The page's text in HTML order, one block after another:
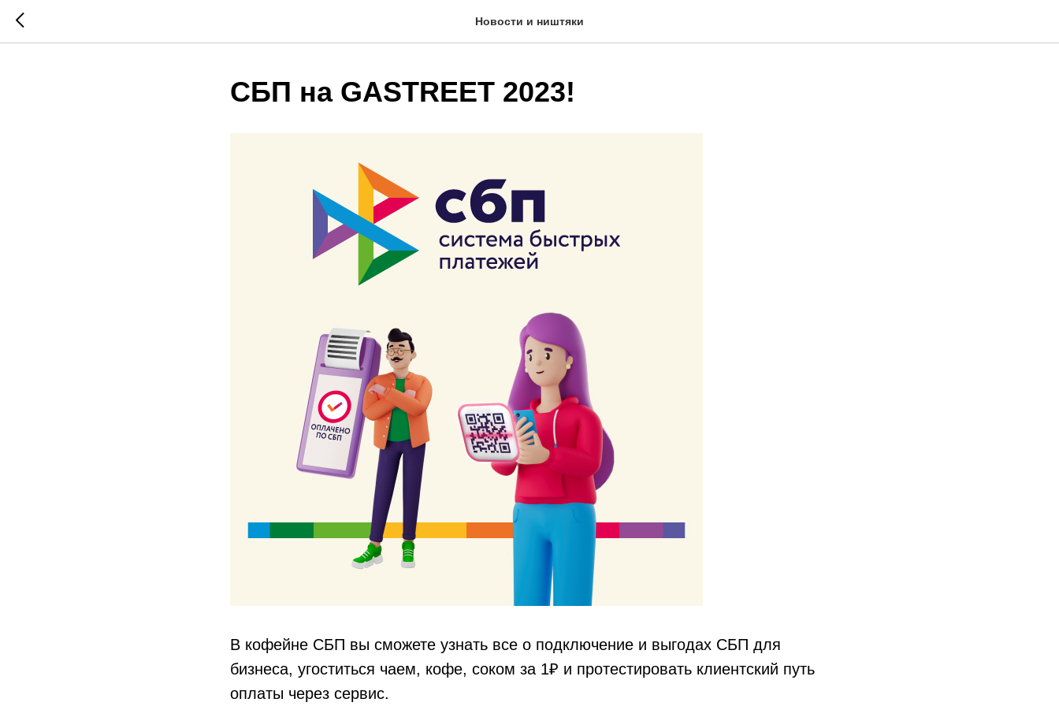
Новости и ништяки
СБП на GASTREET 2023!
В кофейне СБП вы сможете узнать все о подключение и выгодах СБП для
бизнеса, угоститься чаем, кофе, соком за 1₽ и протестировать клиентский путь
оплаты через сервис.